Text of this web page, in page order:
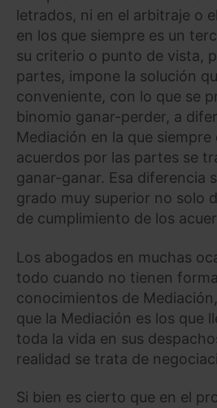
letrados, ni en el arbitraje o
en los que siempre es un
su criterio o punto de vista,
partes, impone la solución
conveniente, con lo que se
binomio ganar-perder, a
Mediación en la que siempre
acuerdos por las partes se
ganar-ganar. Esa diferencia
grado muy superior no solo
de cumplimiento de los
Los abogados en muchas
todo cuando no tienen
conocimientos de
que la Mediación es los que
toda la vida en sus
realidad se trata de
Si bien es cierto que en el